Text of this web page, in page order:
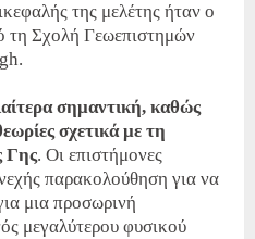
της μελέτης ήταν ο
Σχολή Γεωεπιστημών
σημαντική, καθώς
σχετικά με τη
Γης. Οι επιστήμονες
παρακολούθηση για να
μια προσωρινή
μεγαλύτερου φυσικού